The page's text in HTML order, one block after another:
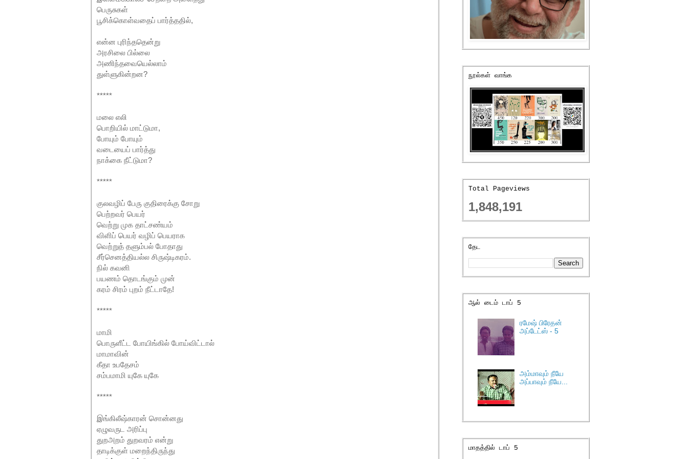
பெருசுகள்
பூசிக்கொள்வதைப் பார்த்ததில்,
என்ன புரிந்ததென்று
அரசிலை பில்லை
அணிந்தவையெல்லாம்
துள்ளுகின்றன?
*****
மலை எலி
பொறியில் மாட்டுமா,
போயும் போயும்
வடையைப் பார்த்து
நாக்கை நீட்டுமா?
*****
குலவழிப் பேரு குதிரைக்கு சோறு
பெற்றவர் பெயர்
வெற்று முக தாட்சண்யம்
விளிப் பெயர் வழிப் பெயராக
வெற்றுத் தளும்பல் போதாது
சீர்செனத்தியல்ல சிருஷ்டிகரம்.
நில் கவனி
பயணம் தொடங்கும் முன்
கரம் சிரம் புறம் நீட்டாதே!
*****
மாமி
பொருளீட்ட போயிங்கில் போய்விட்டால்
மாமாவின்
கீதா உபதேசம்
சம்பமாமி யுகே யுகே
*****
இங்கிலீஷ்காரன் சொன்னது
ஏழுவருட அரிப்பு
துறஅறம் துறவரம் என்று
தாடிக்குள் மறைந்திருந்து
நூல்கள் வாங்க
Total Pageviews
1,848,191
தேட
ஆல் டைம் டாப் 5
ரமேஷ் பிரேதன்
அப்டேட்ஸ் - 5
அம்மாவும் நீயே
அப்பாவும் நீயே...
மாதத்தில் டாப் 5